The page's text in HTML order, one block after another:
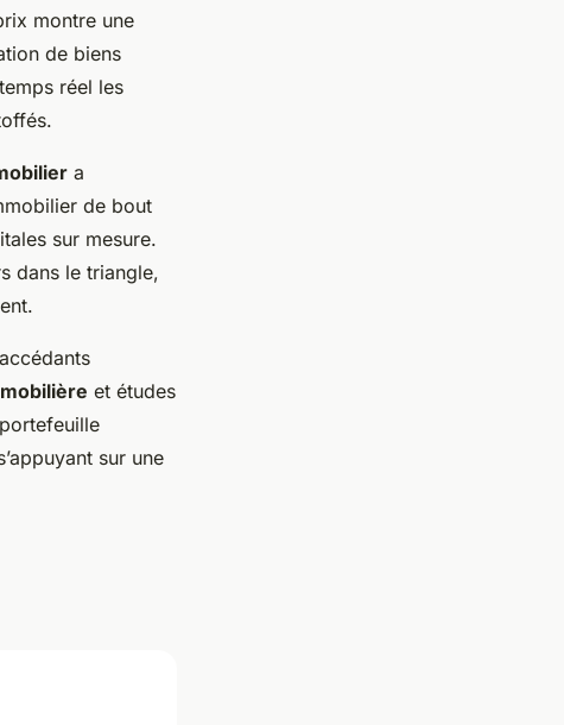
montre une
de biens
réel les
a
de bout
sur mesure.
dans le triangle,
et études
sur une